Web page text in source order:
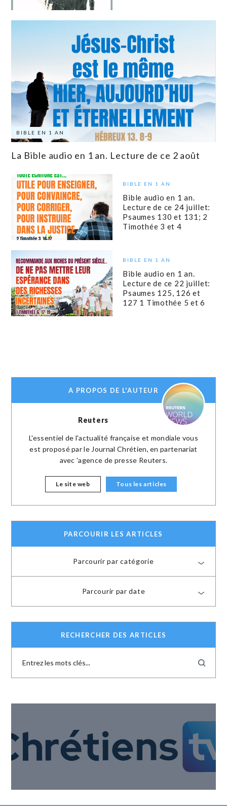
BIBLE EN 1 AN
La Bible audio en 1 an. Lecture de ce 2 août
BIBLE EN 1 AN
Bible audio en 1 an.
Lecture de ce 24 juillet:
Psaumes 130 et 131; 2
Timothée 3 et 4
BIBLE EN 1 AN
Bible audio en 1 an.
Lecture de ce 22 juillet:
Psaumes 125, 126 et
127 1 Timothée 5 et 6
A PROPOS DE L'AUTEUR
Reuters
L'essentiel de l'actualité française et mondiale vous
est proposé par le Journal Chrétien, en partenariat
avec 'agence de presse Reuters.
Le site web Tous les articles
PARCOURIR LES ARTICLES
Parcourir par catégorie
Parcourir par date
RECHERCHER DES ARTICLES